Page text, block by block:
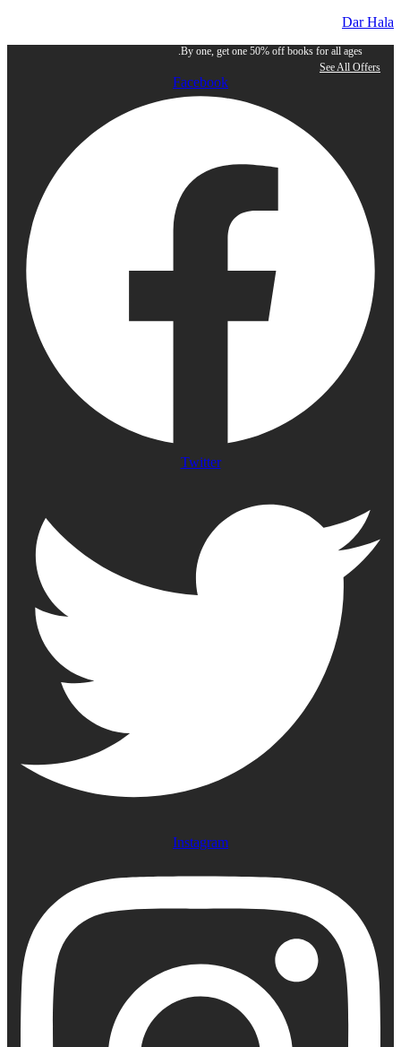
Dar Hala
By one, get one 50% off books for all ages.
See All Offers
Facebook
Twitter
Instagram